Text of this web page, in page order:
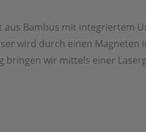
aus Bambus mit integriertem
wird durch einen Magneten
bringen wir mittels einer